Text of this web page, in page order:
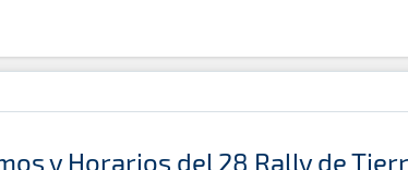
y Horarios del 28 Rally de